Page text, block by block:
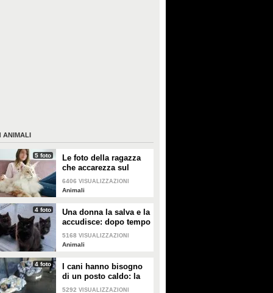
ANIMALI
5 foto
Le foto della ragazza
che accarezza sul
divano il suo gatto
"extra large"
6406 VISUALIZZAZIONI
Animali
4 foto
Una donna la salva e la
accudisce: dopo tempo
la gatta porta da lei i
suoi cuccioli
5168 VISUALIZZAZIONI
Animali
4 foto
I cani hanno bisogno
di un posto caldo: la
stazione degli autobus
5292 VISUALIZZAZIONI